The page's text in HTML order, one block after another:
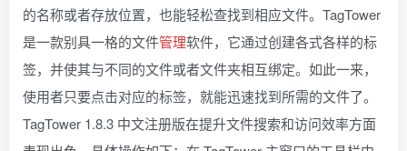
的名称或者存放位置，也能轻松查找到相应文件。TagTower
是一款别具一格的文件管理软件，它通过创建各式各样的标
签，并使其与不同的文件或者文件夹相互绑定。如此一来，
使用者只要点击对应的标签，就能迅速找到所需的文件了。
TagTower 1.8.3 中文注册版在提升文件搜索和访问效率方面